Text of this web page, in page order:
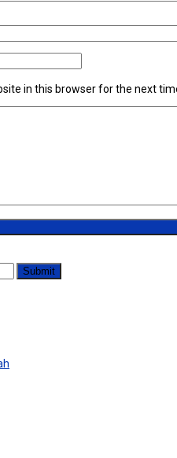
in this browser for the next
Submit